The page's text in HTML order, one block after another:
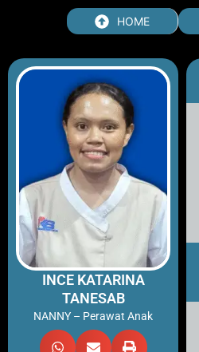
HOME
INCE KATARINA
TANESAB
NANNY – Perawat Anak